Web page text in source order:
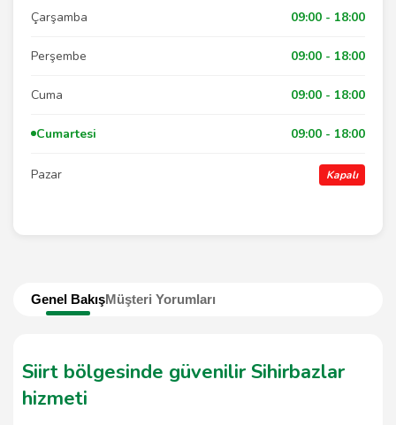
Genel BakışMüşteri Yorumları
Siirt bölgesinde güvenilir Sihirbazlar
hizmeti
Çarşamba 09:00 - 18:00
Perşembe 09:00 - 18:00
Cuma 09:00 - 18:00
Cumartesi 09:00 - 18:00
Pazar Kapalı